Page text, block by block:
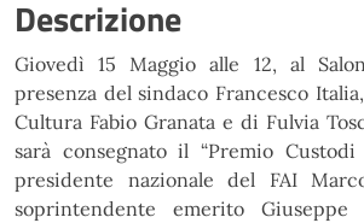
Descrizione
Giovedì 15 Maggio alle 12, al
presenza del sindaco Francesco Italia,
Cultura Fabio Granata e di Fulvia
sarà consegnato il “Premio Custodi
presidente nazionale del FAI
soprintendente emerito Giuseppe